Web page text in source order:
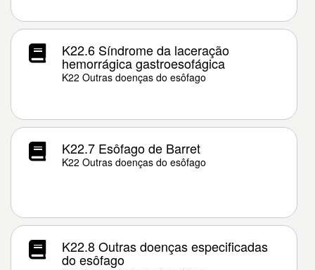
K22.6 Síndrome da laceração
hemorrágica gastroesofágica
K22 Outras doenças do esôfago
K22.7 Esôfago de Barret
K22 Outras doenças do esôfago
K22.8 Outras doenças especificadas
do esôfago